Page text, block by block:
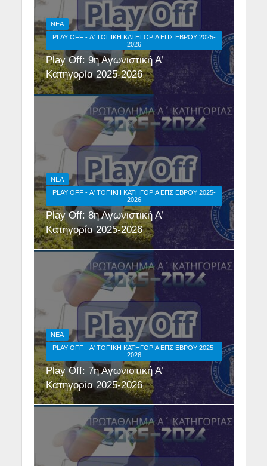
NEA
PLAY OFF - Α' ΤΟΠΙΚΉ ΚΑΤΗΓΟΡΊΑ ΕΠΣ ΕΒΡΟΥ 2025-
2026
Play Off: 9η Αγωνιστική Α’
Κατηγορία 2025-2026
NEA
PLAY OFF - Α' ΤΟΠΙΚΉ ΚΑΤΗΓΟΡΊΑ ΕΠΣ ΕΒΡΟΥ 2025-
2026
Play Off: 8η Αγωνιστική Α’
Κατηγορία 2025-2026
NEA
PLAY OFF - Α' ΤΟΠΙΚΉ ΚΑΤΗΓΟΡΊΑ ΕΠΣ ΕΒΡΟΥ 2025-
2026
Play Off: 7η Αγωνιστική Α’
Κατηγορία 2025-2026